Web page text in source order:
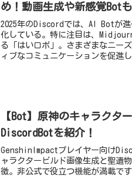
め！動画生成や新感覚Bot
2025年のDiscordでは、AI Botが
化している。特に注目は、
る「はいロボ」。さまざまなニー
ィブなコミュニケーションを促進し
【Bot】原神のキャラクタ
DiscordBotを紹介！
GenshinImpactプレイヤー向け
ャラクタービルド画像生成と聖遺
徴。非公式で役立つ機能が満載です